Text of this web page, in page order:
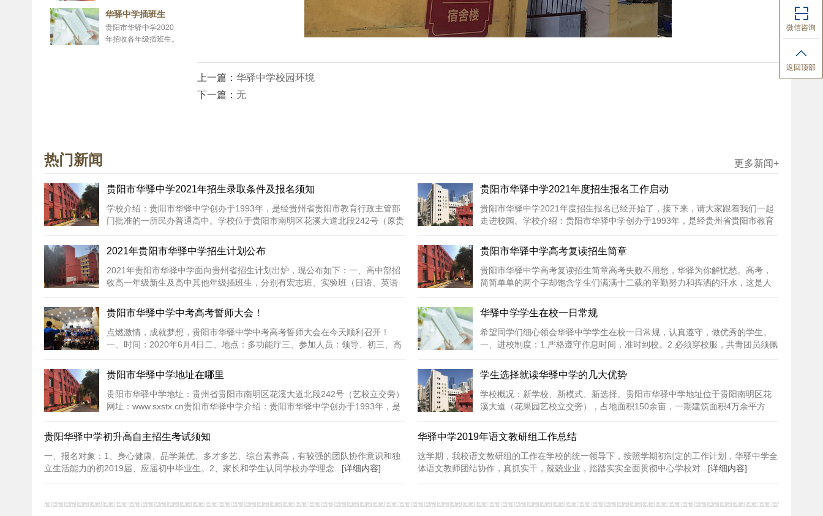
不为没有考得好的分
数、没有考上理想大学
而担忧。
华驿中学插班生
贵阳市华驿中学2020
年招收各年级插班生。
上一篇： 华驿中学校园环境
下一篇： 无
热门新闻 更多新闻+
贵阳市华驿中学2021年招生录取条件及报名须知
学校介绍：贵阳市华驿中学创办于1993年，是经贵州省贵阳市教育行政主管部
门批准的一所民办普通高中。学校位于贵阳市南明区花溪大道北段242号（原贵
贵阳市华驿中学2021年度招生报名工作启动
贵阳市华驿中学2021年度招生报名已经开始了，接下来，请大家跟着我们一起
走进校园。学校介绍：贵阳市华驿中学创办于1993年，是经贵州省贵阳市教育
2021年贵阳市华驿中学招生计划公布
2021年贵阳市华驿中学面向贵州省招生计划出炉，现公布如下：一、高中部招
收高一年级新生及高中其他年级插班生，分别有宏志班、实验班（日语、英语
贵阳市华驿中学高考复读招生简章
贵阳市华驿中学高考复读招生简章高考失败不用愁，华驿为你解忧愁。高考，
简简单单的两个字却饱含学生们满满十二载的辛勤努力和挥洒的汗水，这是人
贵阳市华驿中学中考高考誓师大会！
点燃激情，成就梦想，贵阳市华驿中学中考高考誓师大会在今天顺利召开！
一、时间：2020年6月4日二、地点：多功能厅三、参加人员：领导、初三、高
华驿中学学生在校一日常规
希望同学们细心领会华驿中学学生在校一日常规，认真遵守，做优秀的学生。
一、进校制度：1.严格遵守作息时间，准时到校。2.必须穿校服，共青团员须佩
贵阳市华驿中学地址在哪里
贵阳市华驿中学地址：贵州省贵阳市南明区花溪大道北段242号（艺校立交旁）
网址：www.sxstx.cn贵阳市华驿中学介绍：贵阳市华驿中学创办于1993年，是
学生选择就读华驿中学的几大优势
学校概况：新学校、新模式、新选择。贵阳市华驿中学地址位于贵阳南明区花
溪大道（花果园艺校立交旁），占地面积150余亩，一期建筑面积4万余平方
贵阳华驿中学初升高自主招生考试须知
一、报名对象：1、身心健康、品学兼优、多才多艺、综台素养高，有较强的团队协作意识和独
立生活能力的初2019届、应届初中毕业生。2、家长和学生认同学校办学理念... [详细内容]
华驿中学2019年语文教研组工作总结
这学期，我校语文教研组的工作在学校的统一领导下，按照学期初制定的工作计划，华驿中学全
体语文教师团结协作，真抓实干，兢兢业业，踏踏实实全面贯彻中心学校对... [详细内容]
微信咨询
返回顶部